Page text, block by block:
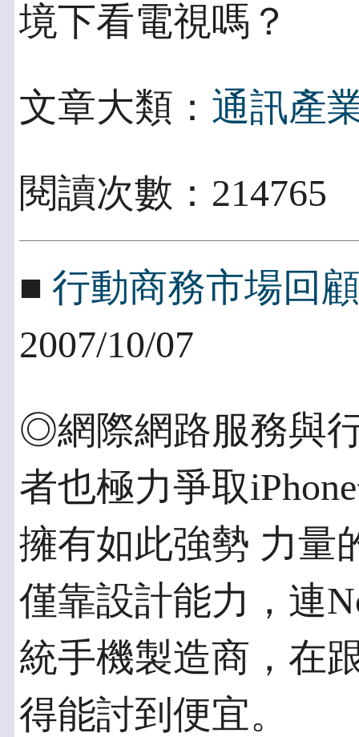
境下看電視嗎？
文章大類： 通訊產
閱讀次數：
■ 行動商務市場回
2007/10/07
◎網際網路服務與
者也極力爭取
擁有如此強勢 力量
僅靠設計能力，連
統手機製造商，在
得能討到便宜。